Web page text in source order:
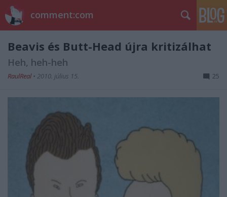
comment:com
Beavis és Butt-Head újra kritizálhat
Heh, heh-heh
RaulReal • 2010. július 15. 25